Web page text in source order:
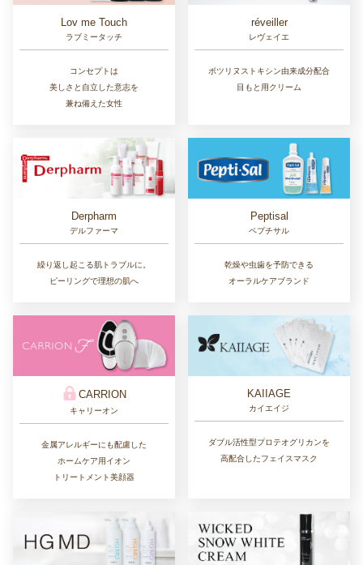
Lov me Touch
ラブミータッチ
コンセプトは
美しさと自立した意志を
兼ね備えた女性
réveiller
レヴェイエ
ボツリヌストキシン由来成分配合
目もと用クリーム
Derpharm
デルファーマ
繰り返し起こる肌トラブルに。
ピーリングで理想の肌へ
Peptisal
ペプチサル
乾燥や虫歯を予防できる
オーラルケアブランド
CARRION
キャリーオン
金属アレルギーにも配慮した
ホームケア用イオン
トリートメント美顔器
KAIIAGE
カイエイジ
ダブル活性型プロテオグリカンを
高配合したフェイスマスク